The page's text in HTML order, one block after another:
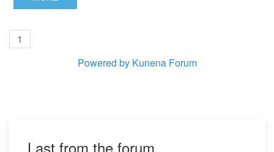
1
Powered by Kunena Forum
Last from the forum